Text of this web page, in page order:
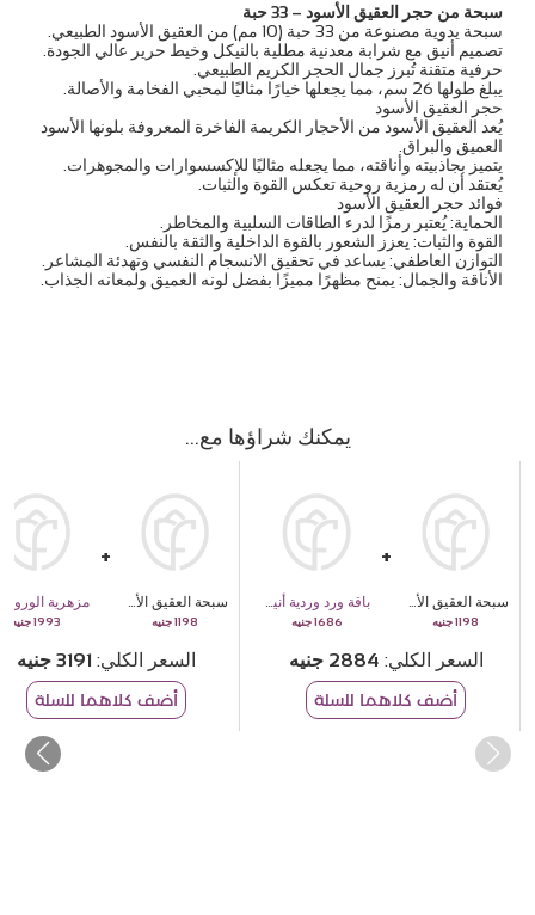
سبحة من حجر العقيق الأسود – 33 حبة
سبحة يدوية مصنوعة من 33 حبة (10 مم) من العقيق الأسود الطبيعي.
تصميم أنيق مع شرابة معدنية مطلية بالنيكل وخيط حرير عالي الجودة.
حرفية متقنة تُبرز جمال الحجر الكريم الطبيعي.
يبلغ طولها 26 سم، مما يجعلها خيارًا مثاليًا لمحبي الفخامة والأصالة.
حجر العقيق الأسود
يُعد العقيق الأسود من الأحجار الكريمة الفاخرة المعروفة بلونها الأسود
العميق والبراق.
يتميز بجاذبيته وأناقته، مما يجعله مثاليًا للإكسسوارات والمجوهرات.
يُعتقد أن له رمزية روحية تعكس القوة والثبات.
فوائد حجر العقيق الأسود
الحماية: يُعتبر رمزًا لدرء الطاقات السلبية والمخاطر.
القوة والثبات: يعزز الشعور بالقوة الداخلية والثقة بالنفس.
التوازن العاطفي: يساعد في تحقيق الانسجام النفسي وتهدئة المشاعر.
الأناقة والجمال: يمنح مظهرًا مميزًا بفضل لونه العميق ولمعانه الجذاب.
يمكنك شراؤها مع
سبحة العقيق الأسود
1198
باقة ورد وردية أنيقة
1686
السعر الكلي 2884
أضف كلاهما للسلة
سبحة العقيق الأسود
1198
1993
السعر الكلي 3191
أضف كلاهما للسلة